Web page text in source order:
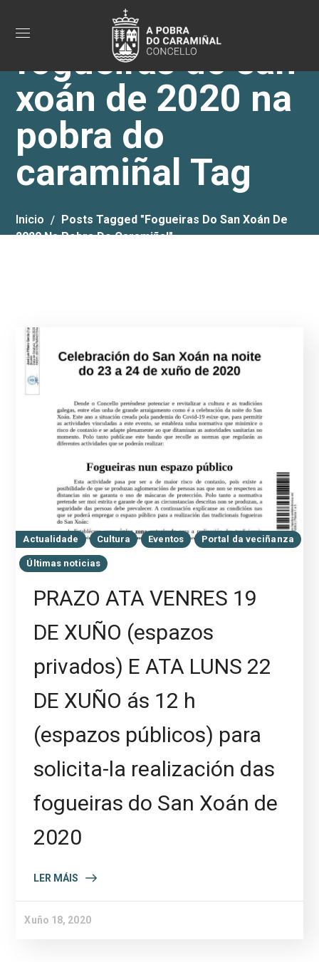
fogueiras do san
xoán de 2020 na
pobra do
caramiñal Tag
Inicio
Posts Tagged "fogueiras Do San Xoán De
2020 Na Pobra Do Caramiñal"
Actualidade Cultura Eventos Portal da veciñanza
Últimas noticias
PRAZO ATA VENRES 19
DE XUÑO (espazos
privados) E ATA LUNS 22
DE XUÑO ás 12 h
(espazos públicos) para
solicita-la realización das
fogueiras do San Xoán de
2020
LER MÁIS
Xuño 18, 2020